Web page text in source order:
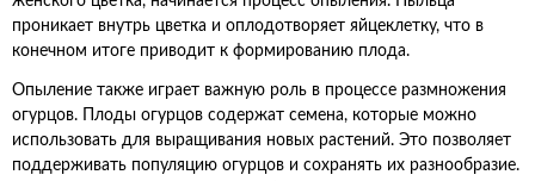
проникает внутрь цветка и оплодотворяет яйцеклетку, что в
конечном итоге приводит к формированию плода.
Опыление также играет важную роль в процессе размножения
огурцов. Плоды огурцов содержат семена, которые можно
использовать для выращивания новых растений. Это позволяет
поддерживать популяцию огурцов и сохранять их разнообразие.